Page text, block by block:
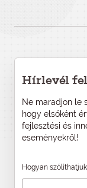
Hírlevél
Ne maradjon le
hogy elsőként
fejlesztési és
eseményekről!
Hogyan